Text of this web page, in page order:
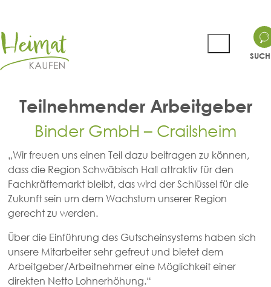
Teilnehmender Arbeitgeber
Binder GmbH – Crailsheim
„Wir freuen uns einen Teil dazu beitragen zu können,
dass die Region Schwäbisch Hall attraktiv für den
Fachkräftemarkt bleibt, das wird der Schlüssel für die
Zukunft sein um dem Wachstum unserer Region
gerecht zu werden.
Über die Einführung des Gutscheinsystems haben sich
unsere Mitarbeiter sehr gefreut und bietet dem
Arbeitgeber/Arbeitnehmer eine Möglichkeit einer
direkten Netto Lohnerhöhung.“